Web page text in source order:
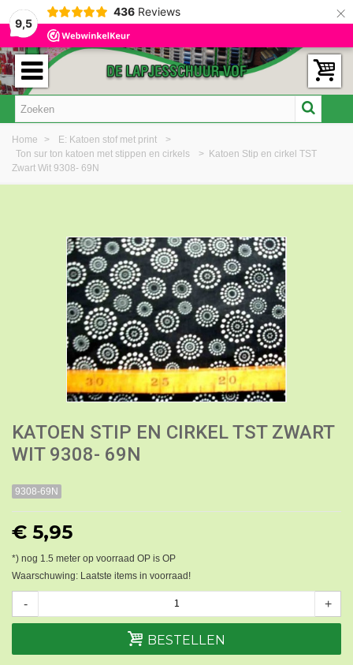
9,5
436 Reviews ×
Home > E: Katoen stof met print
>
Ton sur ton katoen met stippen en cirkels
> Katoen Stip en cirkel TST
Zwart Wit 9308- 69N
KATOEN STIP EN CIRKEL TST ZWART
WIT 9308- 69N
9308-69N
€ 5,95
*) nog 1.5 meter op voorraad OP is OP
Waarschuwing: Laatste items in voorraad!
- +
BESTELLEN